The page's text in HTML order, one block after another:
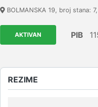
BOLMANSKA 19, broj stana: 7,
AKTIVAN PIB
REZIME